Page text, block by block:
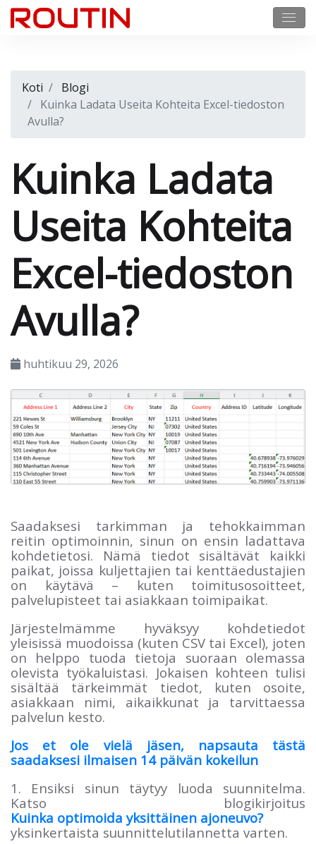
Koti
Blogi
Kuinka Ladata Useita Kohteita Excel-tiedoston
Avulla?
Kuinka Ladata
Useita Kohteita
Excel-tiedoston
Avulla?
huhtikuu 29, 2026
Saadaksesi tarkimman ja tehokkaimman
reitin optimoinnin, sinun on ensin ladattava
kohdetietosi. Nämä tiedot sisältävät kaikki
paikat, joissa kuljettajien tai kenttäedustajien
on käytävä – kuten toimitusosoitteet,
palvelupisteet tai asiakkaan toimipaikat.
Järjestelmämme hyväksyy kohdetiedot
yleisissä muodoissa (kuten CSV tai Excel), joten
on helppo tuoda tietoja suoraan olemassa
olevista työkaluistasi. Jokaisen kohteen tulisi
sisältää tärkeimmät tiedot, kuten osoite,
asiakkaan nimi, aikaikkunat ja tarvittaessa
palvelun kesto.
Jos et ole vielä jäsen, napsauta tästä
saadaksesi ilmaisen 14 päivän kokeilun
1. Ensiksi sinun täytyy luoda suunnitelma.
Katso blogikirjoitus
Kuinka optimoida yksittäinen ajoneuvo?
yksinkertaista suunnittelutilannetta varten.